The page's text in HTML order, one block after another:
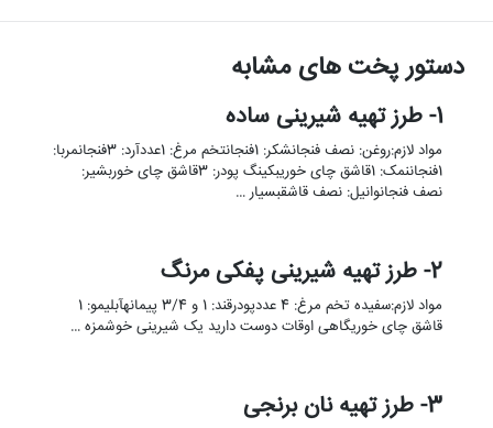
دستور پخت های مشابه
1- طرز تهیه شیرینی ساده
مواد لازم:روغن: نصف فنجانشکر: 1فنجانتخم مرغ: 1عددآرد: 3فنجانمربا:
1فنجاننمک: 1قاشق چای خوریبکینگ پودر: 3قاشق چای خوربشیر:
نصف فنجانوانیل: نصف قاشقبسیار …
2- طرز تهیه شیرینی پفکی مرنگ
مواد لازم:سفیده تخم مرغ: 4 عددپودرقند: 1 و 3/4 پیمانهآبلیمو: 1
قاشق چای خوریگاهی اوقات دوست دارید یک شیرینی خوشمزه …
3- طرز تهیه نان برنجی